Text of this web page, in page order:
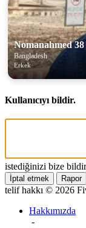
Nomanahmed 38
Bangladesh
Erkek
Kullanıcıyı bildir.
istediğinizi bize
İptal etmek Rapor
telif hakkı © 2026
Hakkımızda
-